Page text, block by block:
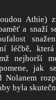
Athie)
a snaží
léčbě,
nejhorší
jak
Nolanem
byla